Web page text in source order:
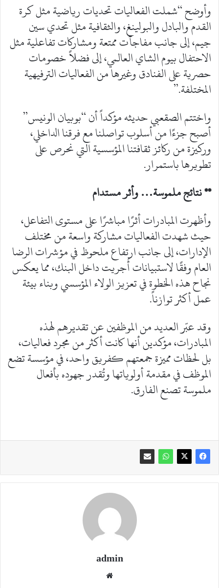
وأوضح “شملت الفعاليات تحديات رياضية مثل كرة
القدم والبادل والبولينغ، والثقافية مثل تحدي سين
جيم، إلى جانب مفاجآت ممتعة ومشاركات تفاعلية مثل
الاحتفال بيوم الشاي العالمي، إلى فضلاً خصومات
حصرية على الفنادق وغيرها من الفعاليات الترفيهية
المختلفة.”
واختتم الصقعبي حديثه مؤكداً أن “بوبيان الونيس”
أصبح جزءًا من أسلوب تواصلنا مع فرقنا الداخلي،
وركيزة من ركائز ثقافتنا المؤسسية التي نحرص على
تطويرها باستمرار.
** نتائج ملموسة… وأثر مستدام
وأظهرت المبادرات أثرًا مباشرًا على مستوى التفاعل،
حيث شهدت الفعاليات مشاركة واسعة من مختلف
الإدارات، إلى جانب ارتفاع ملحوظ في مؤشرات الرضا
العام وفقًا لاستبيانات أُجريت داخل البنك، مما يعكس
نجاح هذه الخطوة في تعزيز الولاء المؤسسي وبناء بيئة
عمل أكثر توازناً.
وقد عبّر العديد من الموظفين عن تقديرهم لهذه
المبادرات، مؤكدين أنها كانت أكثر من مجرد فعاليات،
بل لحظات مميزة جمعتهم كفريق واحد، في مؤسسة تضع
الموظف في مقدمة أولوياتها وتُقدر جهوده بأفعال
ملموسة تصنع الفارق.
admin